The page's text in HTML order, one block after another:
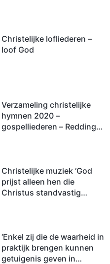
Christelijke lofliederen –
loof God
Verzameling christelijke
hymnen 2020 –
gospelliederen – Redding
Christelijke muziek ‘God
prijst alleen hen die
Christus standvastig
‘Enkel zij die de waarheid in
praktijk brengen kunnen
getuigenis geven in